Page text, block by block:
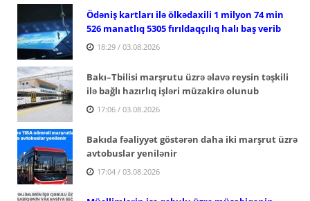
Ödəniş kartları ilə ölkədaxili 1 milyon 74 min
526 manatlıq 5305 fırıldaqçılıq halı baş verib
18:29 / 03.08.2026
Bakı–Tbilisi marşrutu üzrə əlavə reysin təşkili
ilə bağlı hazırlıq işləri müzakirə olunub
17:06 / 03.08.2026
Bakıda fəaliyyət göstərən daha iki marşrut üzrə
avtobuslar yenilənir
17:04 / 03.08.2026